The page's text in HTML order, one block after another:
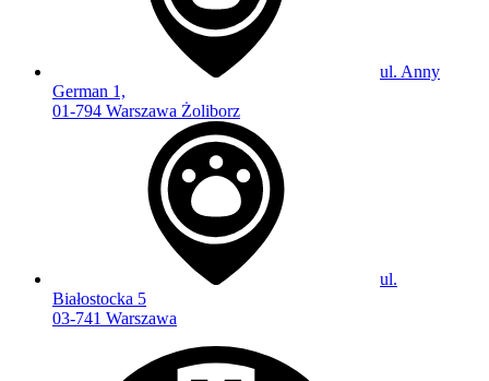
ul. Anny
German 1,
01-794 Warszawa Żoliborz
ul.
Białostocka 5
03-741 Warszawa